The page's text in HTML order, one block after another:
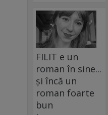
FILIT e un
roman în sine...
și încă un
roman foarte
bun